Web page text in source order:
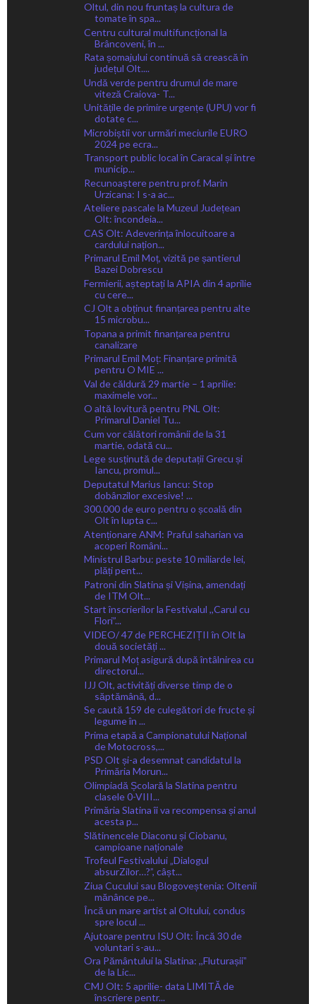
Oltul, din nou fruntaș la cultura de
tomate în spa...
Centru cultural multifuncțional la
Brâncoveni, în ...
Rata șomajului continuă să crească în
județul Olt....
Undă verde pentru drumul de mare
viteză Craiova- T...
Unitățile de primire urgențe (UPU) vor fi
dotate c...
Microbiștii vor urmări meciurile EURO
2024 pe ecra...
Transport public local în Caracal și între
municip...
Recunoaștere pentru prof. Marin
Urzicana: I s-a ac...
Ateliere pascale la Muzeul Județean
Olt: încondeia...
CAS Olt: Adeverința înlocuitoare a
cardului națion...
Primarul Emil Moț, vizită pe șantierul
Bazei Dobrescu
Fermierii, așteptați la APIA din 4 aprilie
cu cere...
CJ Olt a obținut finanțarea pentru alte
15 microbu...
Topana a primit finanțarea pentru
canalizare
Primarul Emil Moț: Finanțare primită
pentru O MIE ...
Val de căldură 29 martie – 1 aprilie:
maximele vor...
O altă lovitură pentru PNL Olt:
Primarul Daniel Tu...
Cum vor călători românii de la 31
martie, odată cu...
Lege susținută de deputații Grecu și
Iancu, promul...
Deputatul Marius Iancu: Stop
dobânzilor excesive! ...
300.000 de euro pentru o școală din
Olt în lupta c...
Atenționare ANM: Praful saharian va
acoperi Români...
Ministrul Barbu: peste 10 miliarde lei,
plăți pent...
Patroni din Slatina și Vișina, amendați
de ITM Olt...
Start înscrierilor la Festivalul ,,Carul cu
Flori”...
VIDEO/ 47 de PERCHEZIȚII în Olt la
două societăți ...
Primarul Moț asigură după întâlnirea cu
directorul...
IJJ Olt, activități diverse timp de o
săptămână, d...
Se caută 159 de culegători de fructe și
legume în ...
Prima etapă a Campionatului Național
de Motocross,...
PSD Olt și-a desemnat candidatul la
Primăria Morun...
Olimpiadă Școlară la Slatina pentru
clasele 0-VIII...
Primăria Slatina îi va recompensa și anul
acesta p...
Slătinencele Diaconu și Ciobanu,
campioane naționale
Trofeul Festivalului „Dialogul
absurZilor…?”, câșt...
Ziua Cucului sau Blogoveștenia: Oltenii
mănânce pe...
Încă un mare artist al Oltului, condus
spre locul ...
Ajutoare pentru ISU Olt: Încă 30 de
voluntari s-au...
Ora Pământului la Slatina: ,,Fluturașiiˮ
de la Lic...
CMJ Olt: 5 aprilie- data LIMITĂ de
înscriere pentr...